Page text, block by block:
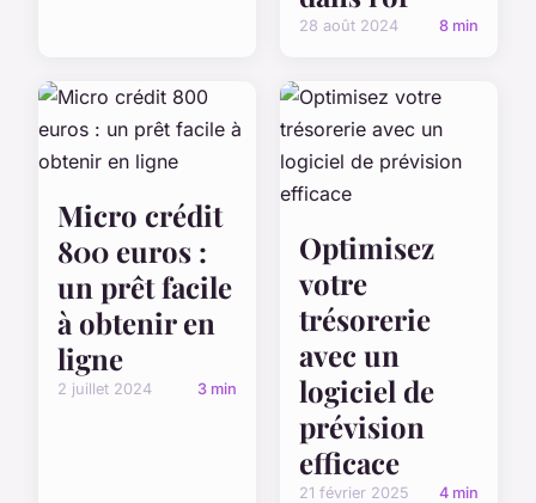
28 août 2024 8 min
Micro crédit
800 euros :
un prêt facile
à obtenir en
ligne
2 juillet 2024 3 min
Optimisez
votre
trésorerie
avec un
logiciel de
prévision
efficace
21 février 2025 4 min